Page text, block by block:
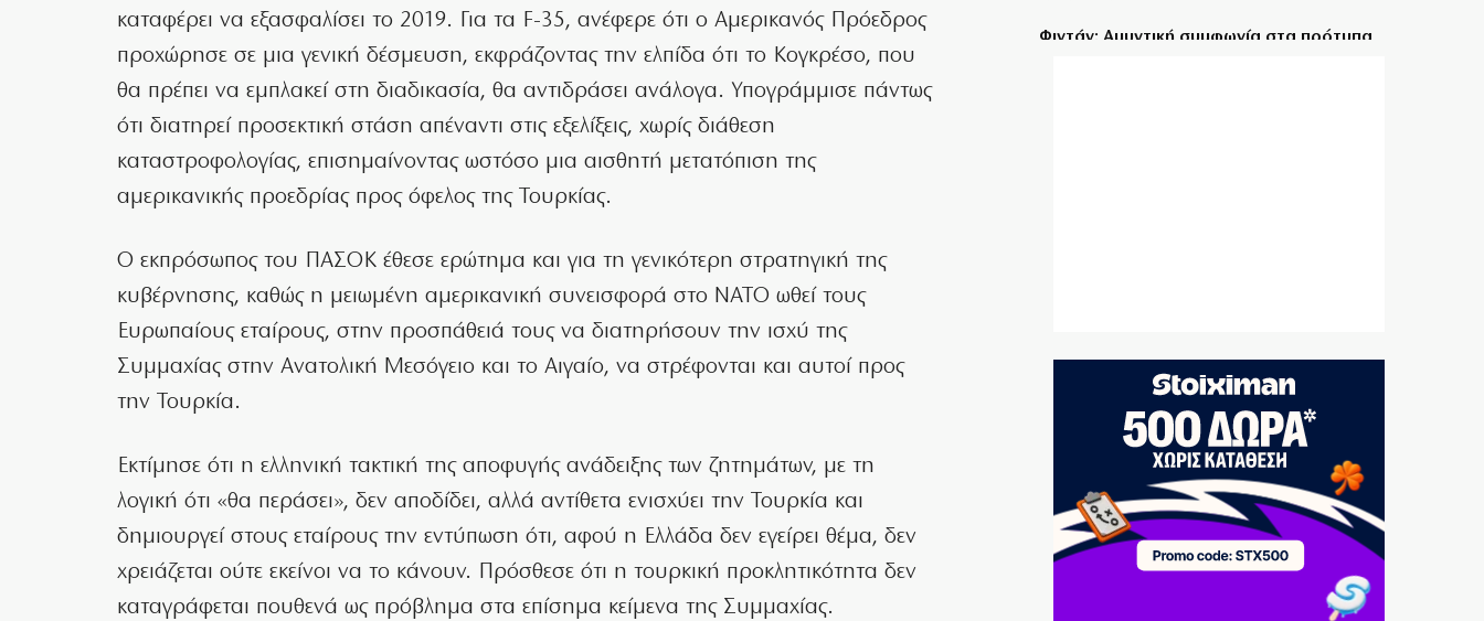
καταφέρει να εξασφαλίσει το 2019. Για τα F-35, ανέφερε ότι ο Αμερικανός Πρόεδρος
προχώρησε σε μια γενική δέσμευση, εκφράζοντας την ελπίδα ότι το Κογκρέσο, που
θα πρέπει να εμπλακεί στη διαδικασία, θα αντιδράσει ανάλογα. Υπογράμμισε πάντως
ότι διατηρεί προσεκτική στάση απέναντι στις εξελίξεις, χωρίς διάθεση
καταστροφολογίας, επισημαίνοντας ωστόσο μια αισθητή μετατόπιση της
αμερικανικής προεδρίας προς όφελος της Τουρκίας.
Ο εκπρόσωπος του ΠΑΣΟΚ έθεσε ερώτημα και για τη γενικότερη στρατηγική της
κυβέρνησης, καθώς η μειωμένη αμερικανική συνεισφορά στο ΝΑΤΟ ωθεί τους
Ευρωπαίους εταίρους, στην προσπάθειά τους να διατηρήσουν την ισχύ της
Συμμαχίας στην Ανατολική Μεσόγειο και το Αιγαίο, να στρέφονται και αυτοί προς
την Τουρκία.
Εκτίμησε ότι η ελληνική τακτική της αποφυγής ανάδειξης των ζητημάτων, με τη
λογική ότι «θα περάσει», δεν αποδίδει, αλλά αντίθετα ενισχύει την Τουρκία και
δημιουργεί στους εταίρους την εντύπωση ότι, αφού η Ελλάδα δεν εγείρει θέμα, δεν
χρειάζεται ούτε εκείνοι να το κάνουν. Πρόσθεσε ότι η τουρκική προκλητικότητα δεν
καταγράφεται πουθενά ως πρόβλημα στα επίσημα κείμενα της Συμμαχίας.
Φιντάν: Αμυντική συμφωνία στα πρότυπα
Προσάραξη ιστιοφόρου στην Αντικέρου:
Σώθηκε Γερμανός τουρίστας
9|08|2026 | 9:20
Αρνητικό το αλκοτέστ του Γερμανού
οδηγού στο σοβαρό τροχαίο με τη ΔΙΑΣ
9|08|2026 | 9:10
Γερμανία: Ενισχύει την ασφάλεια των
drones μετά από το περιστατικό στη